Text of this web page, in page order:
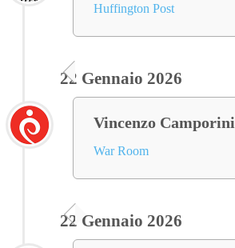
Huffington Post
22 Gennaio 2026
Vincenzo Camporini
War Room
22 Gennaio 2026